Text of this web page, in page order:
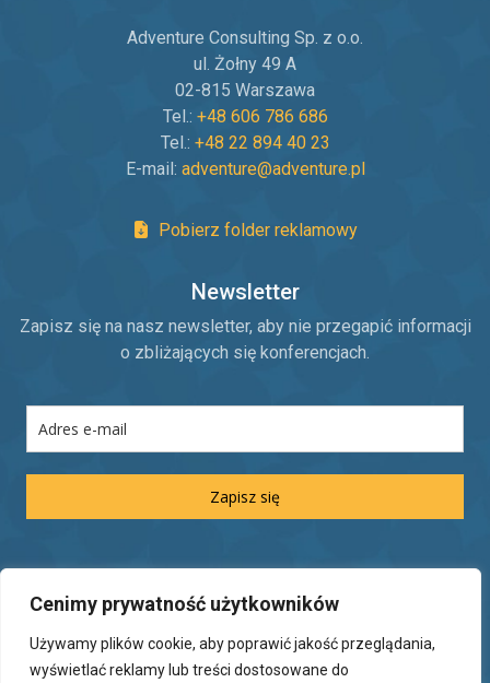
Cenimy prywatność użytkowników
Używamy plików cookie, aby poprawić jakość przeglądania,
wyświetlać reklamy lub treści dostosowane do
Adventure Consulting Sp. z o.o.
ul. Żołny 49 A
02-815 Warszawa
Tel.: +48 606 786 686
Tel.: +48 22 894 40 23
E-mail: adventure@adventure.pl
Pobierz folder reklamowy
Newsletter
Zapisz się na nasz newsletter, aby nie przegapić informacji
o zbliżających się konferencjach.
Zapisz się
Polityka prywatności